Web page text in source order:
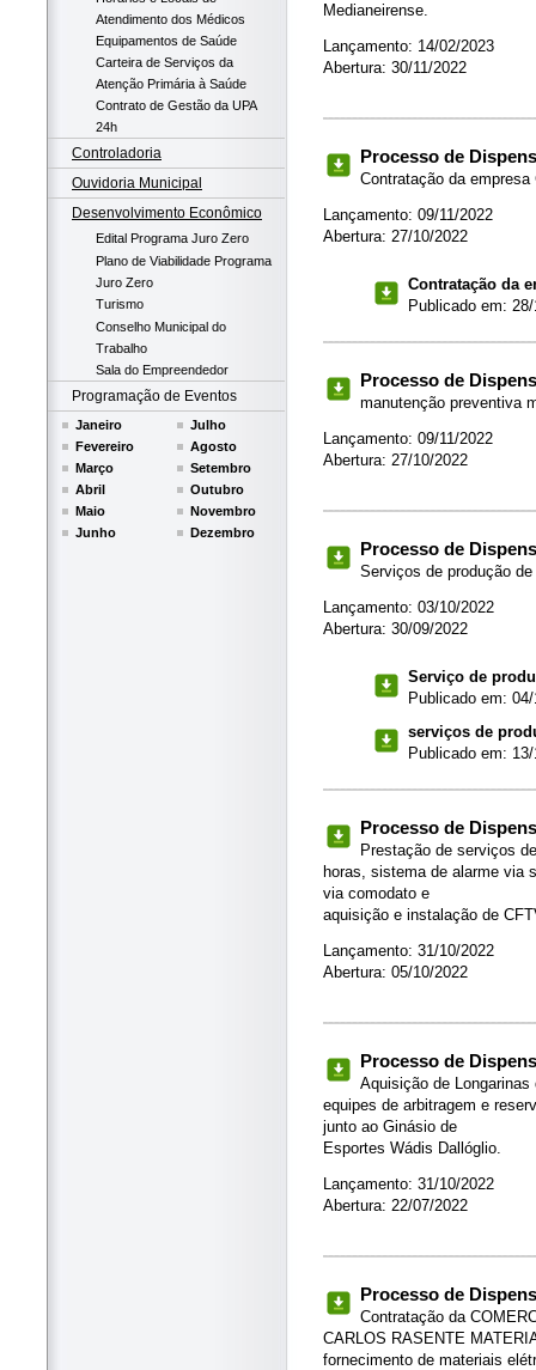
Atendimento dos Médicos
Equipamentos de Saúde
Carteira de Serviços da
Atenção Primária à Saúde
Contrato de Gestão da UPA
24h
Controladoria
Ouvidoria Municipal
Desenvolvimento Econômico
Edital Programa Juro Zero
Plano de Viabilidade Programa
Juro Zero
Turismo
Conselho Municipal do
Trabalho
Sala do Empreendedor
Programação de Eventos
Janeiro
Fevereiro
Março
Abril
Maio
Junho
Julho
Agosto
Setembro
Outubro
Novembro
Dezembro
Medianeirense.
Lançamento: 14/02/2023
Abertura: 30/11/2022
Processo de
Contratação da
Lançamento: 09/11/2022
Abertura: 27/10/2022
Contratação da
Publicado em:
Processo de
manutenção preventiva
Lançamento: 09/11/2022
Abertura: 27/10/2022
Processo de
Serviços de produção
Lançamento: 03/10/2022
Abertura: 30/09/2022
Serviço de
Publicado em:
serviços de
Publicado em:
Processo de
Prestação de serviços
horas, sistema de alarme via
via comodato e
aquisição e instalação de
Lançamento: 31/10/2022
Abertura: 05/10/2022
Processo de
Aquisição de Longarinas
equipes de arbitragem e
junto ao Ginásio de
Esportes Wádis Dallóglio.
Lançamento: 31/10/2022
Abertura: 22/07/2022
Processo de
Contratação da
CARLOS RASENTE
fornecimento de materiais